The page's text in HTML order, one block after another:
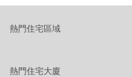
熱門住宅區域
熱門住宅大廈